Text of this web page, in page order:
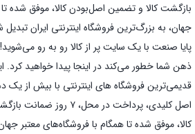
بازگشت کالا و تضمین اصل‌بودن کالا، موفق شده
جهان، به بزرگ‌ترین فروشگاه اینترنتی ایران
پایا صنعت با یک سایت پر از کالا رو به رو
ذهن شما خطور می‌کند در اینجا پیدا خواهید کرد.
قدیمی‌ترین فروشگاه های اینترنتی با بیش از یک
اصل کلیدی، پرداخت در
کالا، موفق شده تا همگام با فروشگاه‌های معتبر